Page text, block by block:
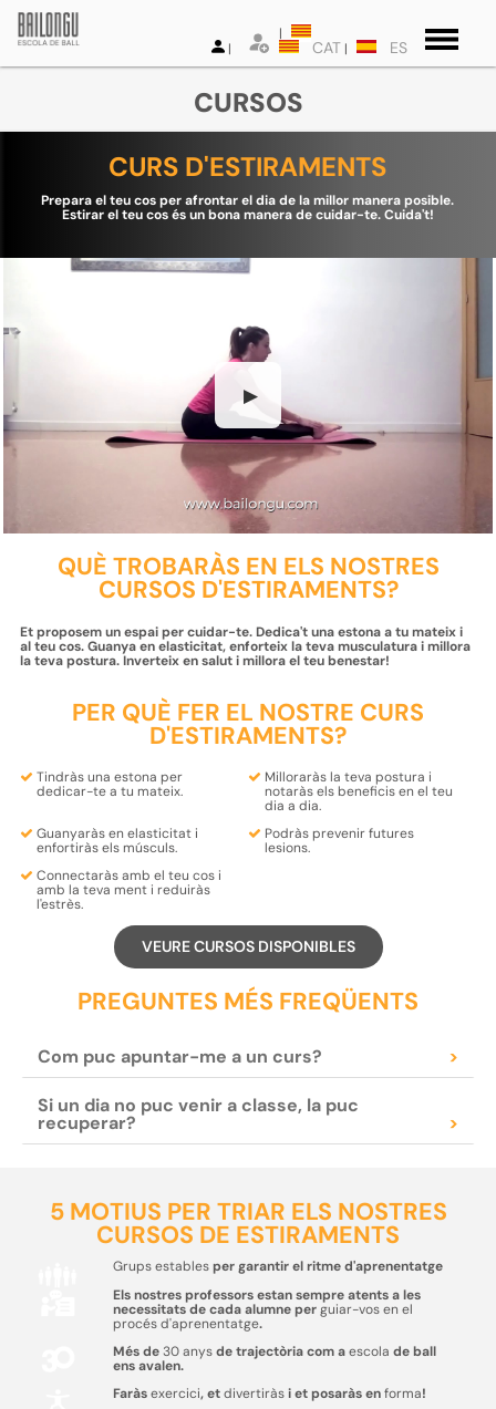
CAT ES
CURSOS
CURS D'ESTIRAMENTS
Prepara el teu cos per afrontar el dia de la millor manera posible.
Estirar el teu cos és un bona manera de cuidar-te. Cuida't!
▶
QUÈ TROBARÀS EN ELS NOSTRES
CURSOS D'ESTIRAMENTS?
Et proposem un espai per cuidar-te. Dedica't una estona a tu mateix i
al teu cos. Guanya en elasticitat, enforteix la teva musculatura i millora
la teva postura. Inverteix en salut i millora el teu benestar!
PER QUÈ FER EL NOSTRE CURS
D'ESTIRAMENTS?
Tindràs una estona per
dedicar-te a tu mateix.
Milloraràs la teva postura i
notaràs elsbeneficisen el teu
dia a dia.
Guanyaràs enelasticitati
enfortiràsels músculs.
Podràsprevenir futures
lesions.
Connectaràs amb el teu cosi
amb la teva menti reduiràs
l'estrès.
VEURE CURSOS DISPONIBLES
PREGUNTES MÉS FREQÜENTS
Com puc apuntar-me a un curs? >
Si un dia no puc venir a classe, la puc
recuperar? >
5 MOTIUS PER TRIAR ELS NOSTRES
CURSOS DE ESTIRAMENTS
Grups establesper garantir el ritme d'aprenentatge
Els nostres professors estan sempre atents a les
necessitats de cada alumne perguiar-vos en el
procés d'aprenentatge.
Més de30 anysde trajectòria com aescola de ball
ens avalen.
Faràsexercici, etdivertiràsi et posaràs enforma!